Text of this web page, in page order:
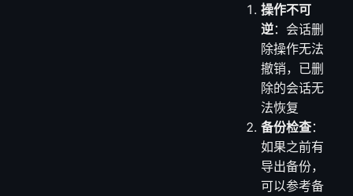
操作不可
逆：会话删
除操作无法
撤销，已删
除的会话无
法恢复
备份检查：
如果之前有
导出备份，
可以参考备